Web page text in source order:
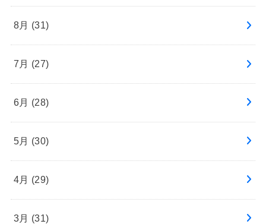
8月 (31)
7月 (27)
6月 (28)
5月 (30)
4月 (29)
3月 (31)